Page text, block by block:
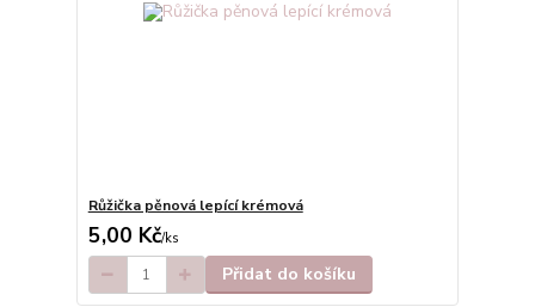
Růžička pěnová lepící krémová
5,00 Kč/ks
Přidat do košíku